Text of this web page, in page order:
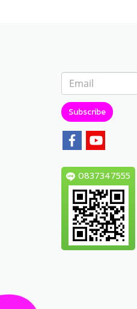
Subscribe
0837347555